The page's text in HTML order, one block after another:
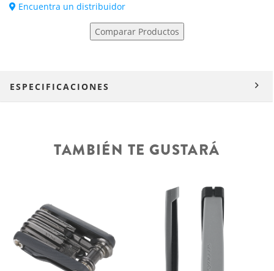
Encuentra un distribuidor
Comparar Productos
ESPECIFICACIONES
TAMBIÉN TE GUSTARÁ